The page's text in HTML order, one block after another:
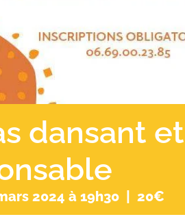
dansant
2024 à 19h30 20€